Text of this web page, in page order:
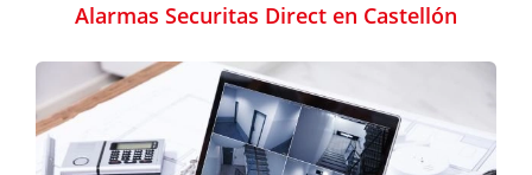
Alarmas Securitas Direct en Castellón